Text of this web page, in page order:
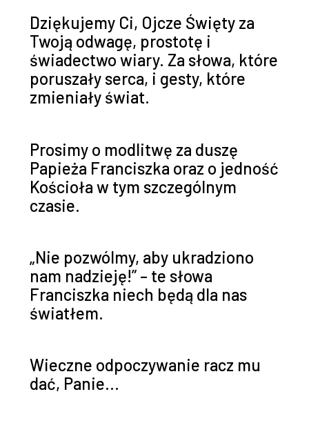
Dziękujemy Ci, Ojcze Święty za
Twoją odwagę, prostotę i
świadectwo wiary. Za słowa, które
poruszały serca, i gesty, które
zmieniały świat.
Prosimy o modlitwę za duszę
Papieża Franciszka oraz o jedność
Kościoła w tym szczególnym
czasie.
„Nie pozwólmy, aby ukradziono
nam nadzieję!” – te słowa
Franciszka niech będą dla nas
światłem.
Wieczne odpoczywanie racz mu
dać, Panie…